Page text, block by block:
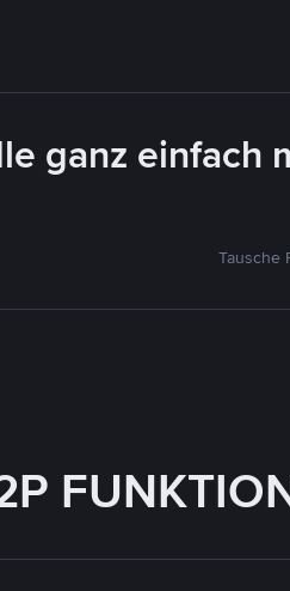
ganz einfach
Tausche